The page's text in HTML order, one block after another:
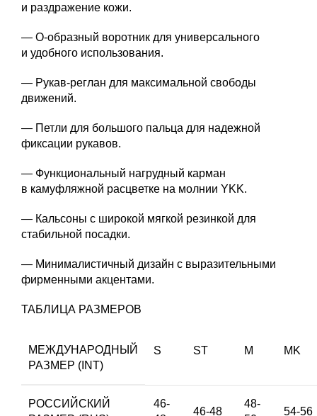
и раздражение кожи.
— О-образный воротник для универсального
и удобного использования.
— Рукав-реглан для максимальной свободы
движений.
— Петли для большого пальца для надежной
фиксации рукавов.
— Функциональный нагрудный карман
в камуфляжной расцветке на молнии YKK.
— Кальсоны с широкой мягкой резинкой для
стабильной посадки.
— Минималистичный дизайн с выразительными
фирменными акцентами.
ТАБЛИЦА РАЗМЕРОВ
МЕЖДУНАРОДНЫЙ
РАЗМЕР (INT)
S ST M MK
РОССИЙСКИЙ
46-
46-48
48-
54-56